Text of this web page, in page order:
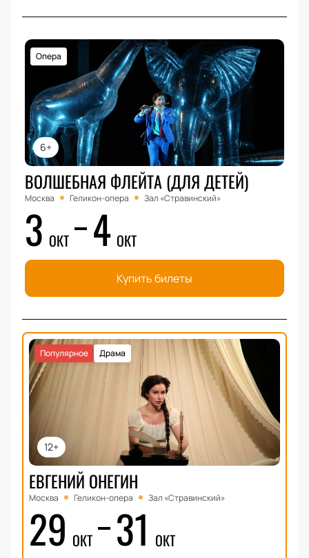
6+
Опера
ВОЛШЕБНАЯ ФЛЕЙТА (ДЛЯ ДЕТЕЙ)
Москва Геликон-опера Зал «Стравинский»
3 ОКТ 4 ОКТ
Купить билеты
12+
Драма
Популярное
ЕВГЕНИЙ ОНЕГИН
Москва Геликон-опера Зал «Стравинский»
29 ОКТ 31 ОКТ